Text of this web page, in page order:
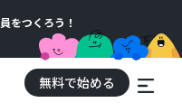
をつくろう！
無料で始める